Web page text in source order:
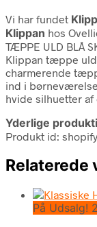
Vi har fundet
Klippan hos
TÆPPE ULD BLÅ
Klippan tæppe
charmerende
ind i
hvide silhuetter
Yderlige
Produkt id:
Relaterede
På Udsalg!